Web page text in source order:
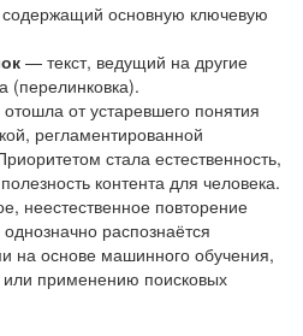
основную ключевую
— текст, ведущий на другие
(перелинковка).
от устаревшего понятия
регламентированной
стала естественность,
контента для человека.
неестественное повторение
распознаётся
на основе машинного обучения,
или применению поисковых